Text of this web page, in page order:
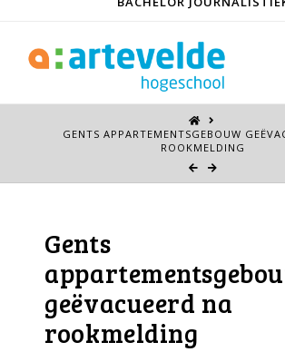
GENTS APPARTEMENTSGEBOUW
ROOKMELDING
Gents
geëvacueerd na
rookmelding